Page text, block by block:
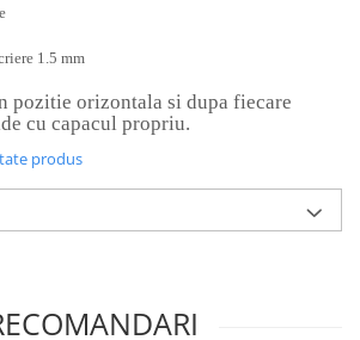
1.5 mm
pozitie orizontala si dupa fiecare
cu capacul propriu.
produs